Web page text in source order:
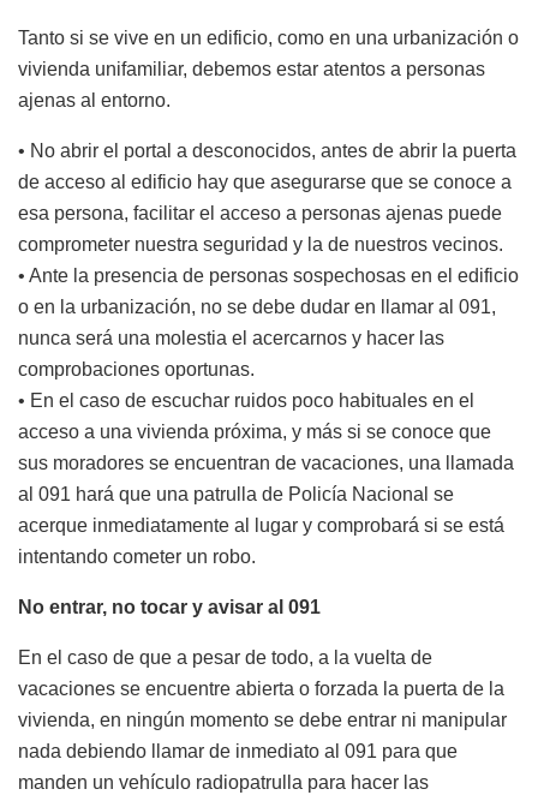
Tanto si se vive en un edificio, como en una urbanización o
vivienda unifamiliar, debemos estar atentos a personas
ajenas al entorno.
• No abrir el portal a desconocidos, antes de abrir la puerta
de acceso al edificio hay que asegurarse que se conoce a
esa persona, facilitar el acceso a personas ajenas puede
comprometer nuestra seguridad y la de nuestros vecinos.
• Ante la presencia de personas sospechosas en el edificio
o en la urbanización, no se debe dudar en llamar al 091,
nunca será una molestia el acercarnos y hacer las
comprobaciones oportunas.
• En el caso de escuchar ruidos poco habituales en el
acceso a una vivienda próxima, y más si se conoce que
sus moradores se encuentran de vacaciones, una llamada
al 091 hará que una patrulla de Policía Nacional se
acerque inmediatamente al lugar y comprobará si se está
intentando cometer un robo.
No entrar, no tocar y avisar al 091
En el caso de que a pesar de todo, a la vuelta de
vacaciones se encuentre abierta o forzada la puerta de la
vivienda, en ningún momento se debe entrar ni manipular
nada debiendo llamar de inmediato al 091 para que
manden un vehículo radiopatrulla para hacer las